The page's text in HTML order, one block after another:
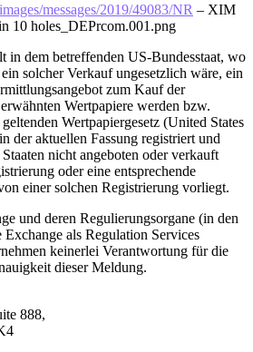
messages/2019/49083/NR – XIM
10 holes_DEPrcom.001.png
in dem betreffenden US-Bundesstaat, wo
solcher Verkauf ungesetzlich wäre, ein
zum Kauf der
Wertpapiere werden bzw.
Wertpapiergesetz (United States
der aktuellen Fassung registriert und
nicht angeboten oder verkauft
oder eine entsprechende
einer solchen Registrierung vorliegt.
und deren Regulierungsorgane (in den
als Regulation Services
keinerlei Verantwortung für die
dieser Meldung.
888,